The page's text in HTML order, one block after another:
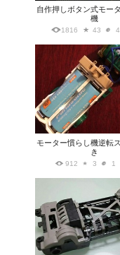
自作押しボタン式モー
機
1816 43 4
モーター慣らし機逆転
き
912 3 1